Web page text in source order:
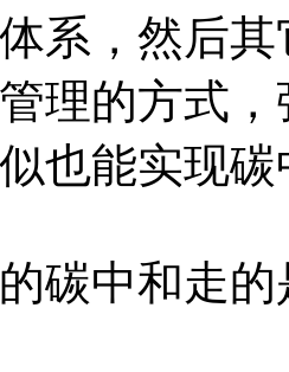
系，然后
理的方式
也能实现碳
碳中和走